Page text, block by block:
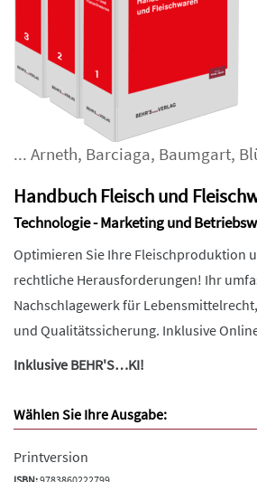
... Arneth, Barciaga, Baumgart,
Handbuch Fleisch und
Technologie - Marketing und
Optimieren Sie Ihre Fleischproduktion
rechtliche Herausforderungen! Ihr
Nachschlagewerk für
und Qualitätssicherung. Inklusive
Inklusive BEHR'S…KI!
Wählen Sie Ihre Ausgabe:
Printversion
ISBN:9783860222799